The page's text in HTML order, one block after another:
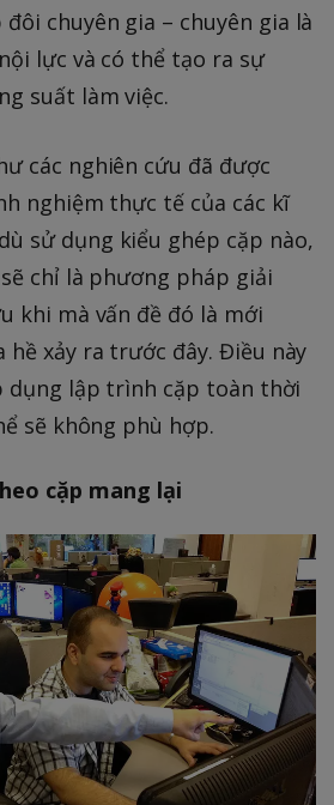
chuyên gia – chuyên gia là
lực và có thể tạo ra sự
suất làm việc.
các nghiên cứu đã được
nghiệm thực tế của các kĩ
sử dụng kiểu ghép cặp nào,
chỉ là phương pháp giải
khi mà vấn đề đó là mới
hề xảy ra trước đây. Điều này
dụng lập trình cặp toàn thời
sẽ không phù hợp.
cặp mang lại